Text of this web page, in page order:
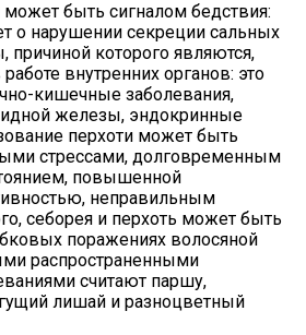
быть сигналом бедствия:
о нарушении секреции сальных
которого являются,
внутренних органов: это
кишечные заболевания,
железы, эндокринные
перхоти может быть
стрессами, долговременным
повышенной
неправильным
себорея и перхоть может быть
поражениях волосяной
распространенными
считают паршу,
лишай и разноцветный